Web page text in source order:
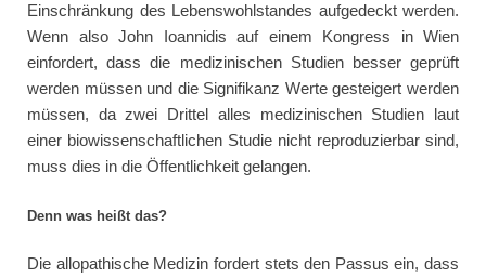
Einschränkung des Lebenswohlstandes aufgedeckt werden.
Wenn also John Ioannidis auf einem Kongress in Wien
einfordert, dass die medizinischen Studien besser geprüft
werden müssen und die Signifikanz Werte gesteigert werden
müssen, da zwei Drittel alles medizinischen Studien laut
einer biowissenschaftlichen Studie nicht reproduzierbar sind,
muss dies in die Öffentlichkeit gelangen.
Denn was heißt das?
Die allopathische Medizin fordert stets den Passus ein, dass